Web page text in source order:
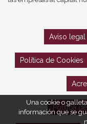
Aviso legal
Política de Cookies
Política
Una cookie o
información que se